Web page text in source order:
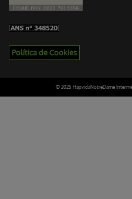
Política de Cookies
© 2025 HapvidaNotreDame